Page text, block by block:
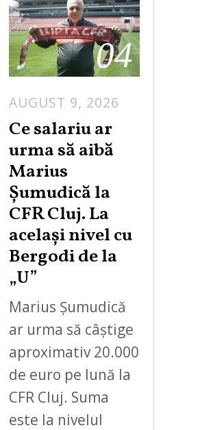
04
AUGUST 9, 2026
Ce salariu ar
urma să aibă
Marius
Șumudică la
CFR Cluj. La
același nivel cu
Bergodi de la
„U”
Marius Șumudică
ar urma să câștige
aproximativ 20.000
de euro pe lună la
CFR Cluj. Suma
este la nivelul